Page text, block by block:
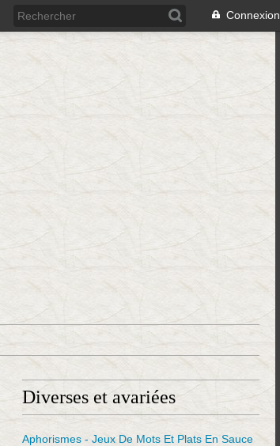
Connexion
Diverses et avariées
Aphorismes - Jeux De Mots Et Plats En Sauce